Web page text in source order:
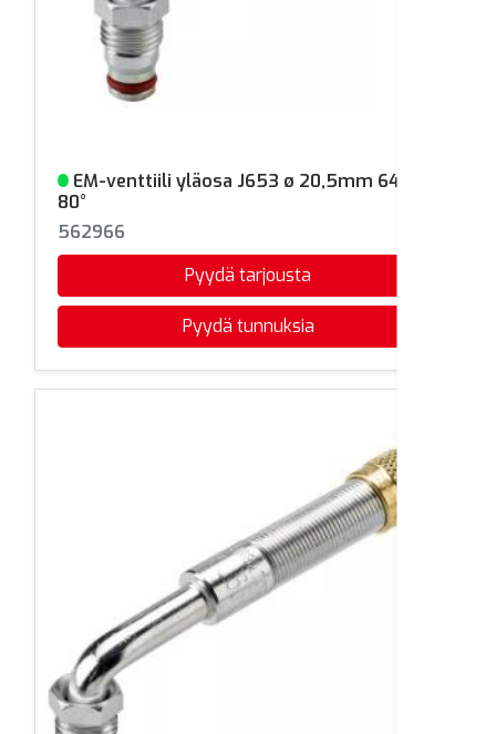
Varastossa
EM-venttiili yläosa J653 ø 20,5mm 64mm
80°
562966
Pyydä tarjousta
Pyydä tunnuksia